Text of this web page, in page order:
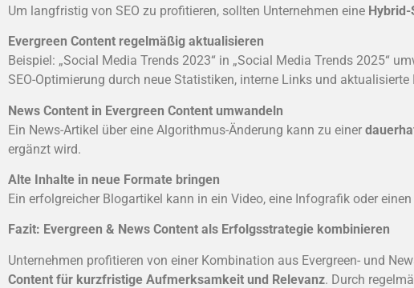
Um langfristig von SEO zu profitieren, sollten Unternehmen eine
Evergreen Content regelmäßig aktualisieren
Beispiel: „Social Media Trends 2023“ in „Social Media Trends 2025“
SEO-Optimierung durch neue Statistiken, interne Links und aktualisierte
News Content in Evergreen Content umwandeln
Ein News-Artikel über eine Algorithmus-Änderung kann zu einer
ergänzt wird.
Alte Inhalte in neue Formate bringen
Ein erfolgreicher Blogartikel kann in ein Video, eine Infografik oder
Fazit: Evergreen & News Content als Erfolgsstrategie kombinieren
Unternehmen profitieren von einer Kombination aus Evergreen- und
Content für kurzfristige Aufmerksamkeit und Relevanz. Durch